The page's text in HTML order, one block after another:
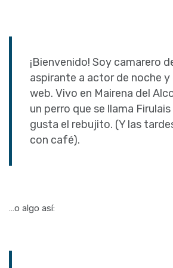
¡Bienvenido! Soy camarero
aspirante a actor de noche y
web. Vivo en Mairena del
un perro que se llama Firulais
gusta el rebujito. (Y las
con café).
…o algo así: